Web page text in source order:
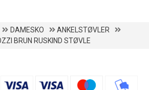
DAMESKO
ANKELSTØVLER
BRUN RUSKIND STØVLE